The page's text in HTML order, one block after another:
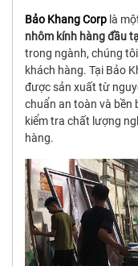
Bảo Khang Corp là
nhôm kính hàng đầu
trong ngành, chúng
khách hàng. Tại Bảo
được sản xuất từ
chuẩn an toàn và bền
kiểm tra chất lượng
hàng.